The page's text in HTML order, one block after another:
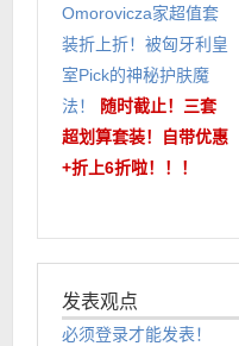
Omorovicza家超值套
装折上折！被匈牙利皇
室Pick的神秘护肤魔
法！
随时截止！三套
超划算套装！自带优惠
+折上6折啦！！！
发表观点
必须登录才能发表！